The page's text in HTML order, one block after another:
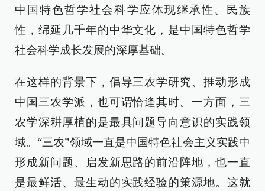
中国特色哲学社会科学应体现继承性、民族
性，绵延几千年的中华文化，是中国特色哲学
社会科学成长发展的深厚基础。
在这样的背景下，倡导三农学研究、推动形成
中国三农学派，也可谓恰逢其时。一方面，三
农学深耕厚植的是最具问题导向意识的实践领
域。“三农”领域一直是中国特色社会主义实践中
形成新问题、启发新思路的前沿阵地，也一直
是最鲜活、最生动的实践经验的策源地。这就